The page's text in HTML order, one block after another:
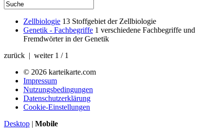
Zellbiologie 13 Stoffgebiet der Zellbiologie
Genetik - Fachbegriffe 1 verschiedene Fachbegriffe und
Fremdwörter in der Genetik
zurück | weiter 1 / 1
© 2026 karteikarte.com
Impressum
Nutzungsbedingungen
Datenschutzerklärung
Cookie-Einstellungen
Desktop | Mobile